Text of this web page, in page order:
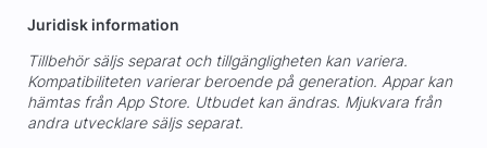
Juridisk information
Tillbehör säljs separat och tillgängligheten kan variera.
Kompatibiliteten varierar beroende på generation. Appar kan
hämtas från App Store. Utbudet kan ändras. Mjukvara från
andra utvecklare säljs separat.